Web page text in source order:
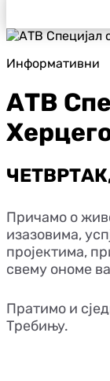
Информативни
АТВ
Причамо о
изазовима,
пројектима,
свему ономе
Пратимо и
Требињу.